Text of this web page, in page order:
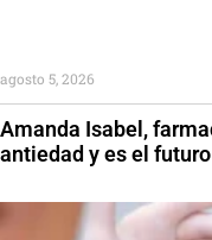
Amanda Isabel,
antiedad y es el
agosto 5, 2026